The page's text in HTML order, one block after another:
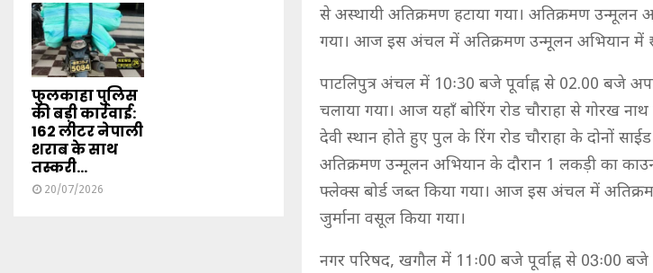
से अस्थायी अतिक्रमण हटाया गया। अतिक्रमण उन्मूलन
गया। आज इस अंचल में अतिक्रमण उन्मूलन अभियान में ₹
पाटलिपुत्र अंचल में 10ः30 बजे पूर्वाह्न से 02.00 बजे
चलाया गया। आज यहाँ बोरिंग रोड चौराहा से गोरख
देवी स्थान होते हुए पुल के रिंग रोड चौराहा के दोनों
अतिक्रमण उन्मूलन अभियान के दौरान 1 लकड़ी का
फ्लेक्स बोर्ड जब्त किया गया। आज इस अंचल में
जुर्माना वसूल किया गया।
नगर परिषद, खगौल में 11ः00 बजे पूर्वाह्न से 03ः00
फुलकाहा पुलिस
की बड़ी कार्रवाई:
162 लीटर नेपाली
शराब के साथ
तस्करी...
20/07/2026